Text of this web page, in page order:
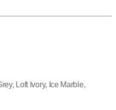
Loft Ivory, Ice Marble,